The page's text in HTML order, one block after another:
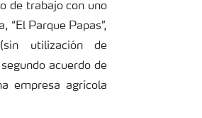
de trabajo con uno
“El Parque Papas”,
utilización de
acuerdo de
empresa agrícola